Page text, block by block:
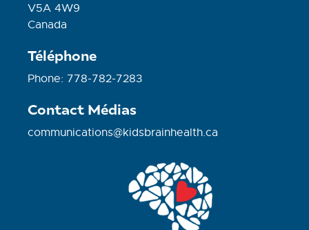
V5A 4W9
Canada
Téléphone
Phone: 778-782-7283
Contact Médias
communications@kidsbrainhealth.ca